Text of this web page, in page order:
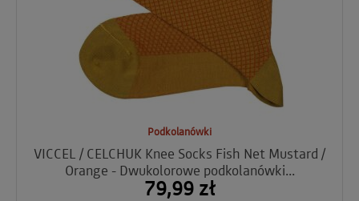
Podkolanówki
VICCEL / CELCHUK Knee Socks Fish Net Mustard /
Orange - Dwukolorowe podkolanówki...
79,99 zł